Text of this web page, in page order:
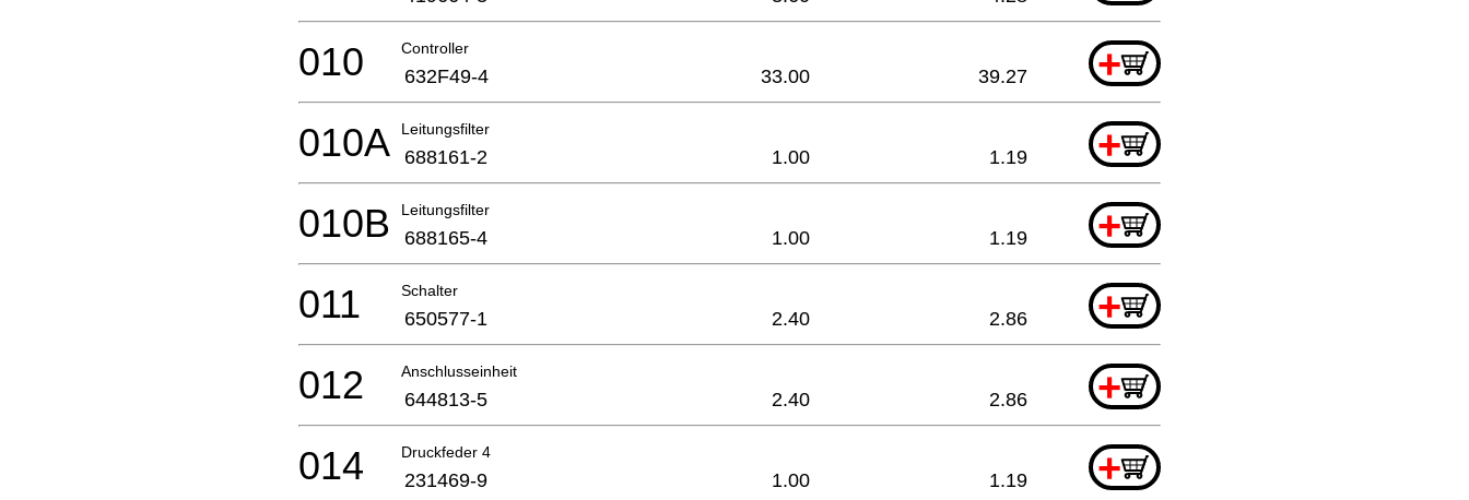
Controller +
010 632F49-4 33.00 39.27
Leitungsfilter +
010A 688161-2 1.00 1.19
Leitungsfilter +
010B 688165-4 1.00 1.19
Schalter +
011 650577-1 2.40 2.86
Anschlusseinheit +
012 644813-5 2.40 2.86
Druckfeder 4 +
014 231469-9 1.00 1.19